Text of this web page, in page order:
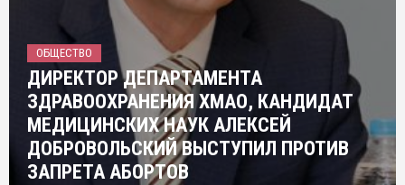
ОБЩЕСТВО
ДИРЕКТОР ДЕПАРТАМЕНТА
ЗДРАВООХРАНЕНИЯ ХМАО, КАНДИДАТ
МЕДИЦИНСКИХ НАУК АЛЕКСЕЙ
ДОБРОВОЛЬСКИЙ ВЫСТУПИЛ ПРОТИВ
ЗАПРЕТА АБОРТОВ